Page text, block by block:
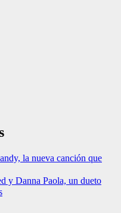
la nueva canción que
y Danna Paola, un dueto